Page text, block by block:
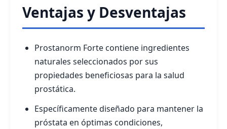
Ventajas y Desventajas
Prostanorm Forte contiene ingredientes
naturales seleccionados por sus
propiedades beneficiosas para la salud
prostática.
Específicamente diseñado para mantener la
próstata en óptimas condiciones,